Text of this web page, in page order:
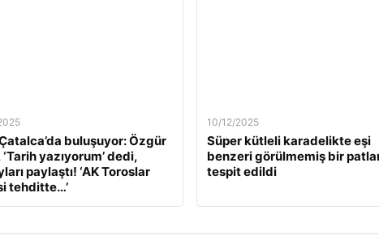
buluşuyor: Özgür
yazıyorum’ dedi,
paylaştı! ‘AK Toroslar
tehditte…’
10/12/2025
Süper kütleli karadelikte eşi
benzeri görülmemiş bir
tespit edildi